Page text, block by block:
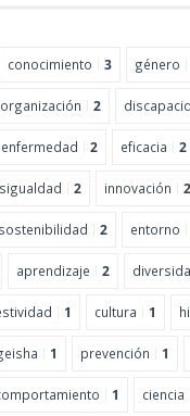
conocimiento 3 género
organización 2
enfermedad 2 eficacia 2
2 innovación 2
sostenibilidad 2 entorno
aprendizaje 2
1 cultura 1
1 prevención 1
1 ciencia